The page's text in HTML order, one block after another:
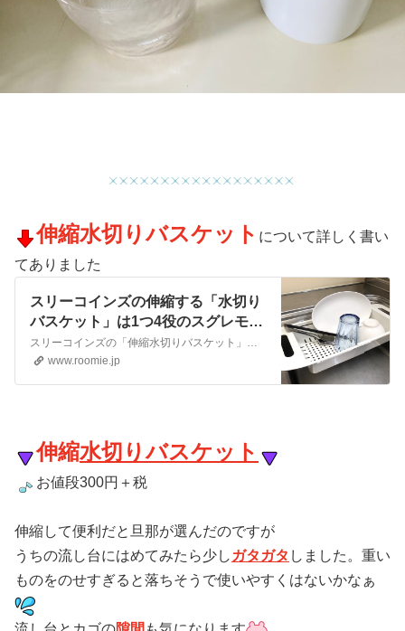
伸縮水切りバスケット について詳しく書い
てありました
スリーコインズの伸縮する「水切り
バスケット」は1つ4役のスグレモ
ノ！キッチンまわりのストレスが激
減したよ
スリーコインズの「伸縮水切りバスケット」は、その名の通り、最小35㎝～最大47㎝までの無段階調節ができる水切りバスケットです。場所をとらないので、ひとり暮らしにもぴったり！ さまざまなシーンで活躍するんです。使い方を詳しく紹介します。
www.roomie.jp
伸縮水切りバスケット
お値段300円＋税
伸縮して便利だと旦那が選んだのですが
うちの流し台にはめてみたら少し ガタガタ しました。重い
ものをのせすぎると落ちそうで使いやすくはないかなぁ